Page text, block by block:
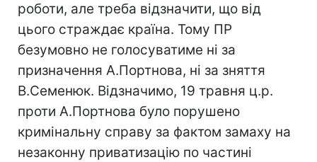
роботи, але треба відзначити, що від
цього страждає країна. Тому ПР
безумовно не голосуватиме ні за
призначення А.Портнова, ні за зняття
В.Семенюк. Відзначимо, 19 травня ц.р.
проти А.Портнова було порушено
кримінальну справу за фактом замаху на
незаконну приватизацію по частині